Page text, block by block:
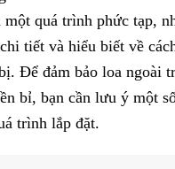
quá trình phức tạp,
tiết và hiểu biết về
Để đảm bảo loa ngoài
bỉ, bạn cần lưu ý một
trình lắp đặt.